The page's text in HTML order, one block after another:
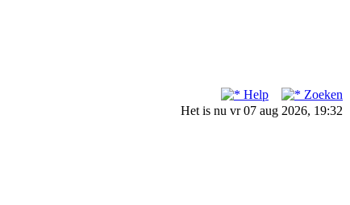
Help
Zoeken
Het is nu vr 07 aug 2026, 19:32